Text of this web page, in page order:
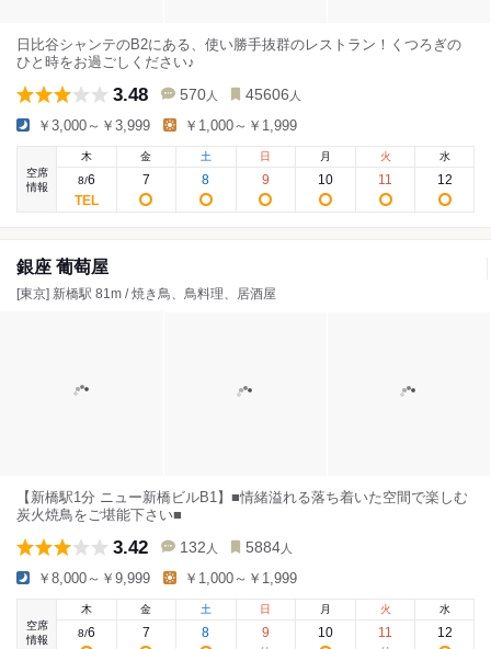
日比谷シャンテのB2にある、使い勝手抜群のレストラン！くつろぎの
ひと時をお過ごしください♪
3.48 570 人 45606 人
￥3,000～￥3,999 ￥1,000～￥1,999
空席
情報
木
8/6
金
7
土
8
日
9
月
10
火
11
水
12
銀座 葡萄屋
[東京] 新橋駅 81m / 焼き鳥、鳥料理、居酒屋
【新橋駅1分 ニュー新橋ビルB1】■情緒溢れる落ち着いた空間で楽しむ
炭火焼鳥をご堪能下さい■
3.42 132 人 5884 人
￥8,000～￥9,999 ￥1,000～￥1,999
空席
情報
木
8/6
金
7
土
8
日
9
月
10
火
11
水
12